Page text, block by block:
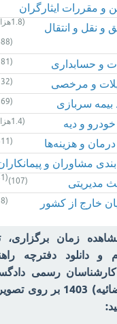
و مقررات ایثارگران
(1.8هزار)
و نقل و انتقال
(488)
و حسابداری (181)
و مرخصی (132)
بیمه سربازی (369)
خودرو و دیه (1.4هزار)
درمان و هزینه‌ها (511)
بندی مشاوران و
(31) مدیریتی (107)
خارج از کشور (38)
زمان برگزاری،
و دانلود دفترچه
رسمی
(قوه قضائیه) 1403 بر روی